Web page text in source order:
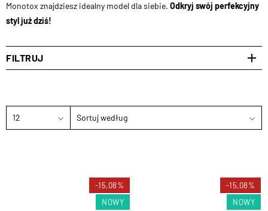
Monotox znajdziesz idealny model dla siebie. Odkryj swój perfekcyjny
styl już dziś!
FILTRUJ
12 Sortuj według
-15,08%
NOWY
-15,08%
NOWY